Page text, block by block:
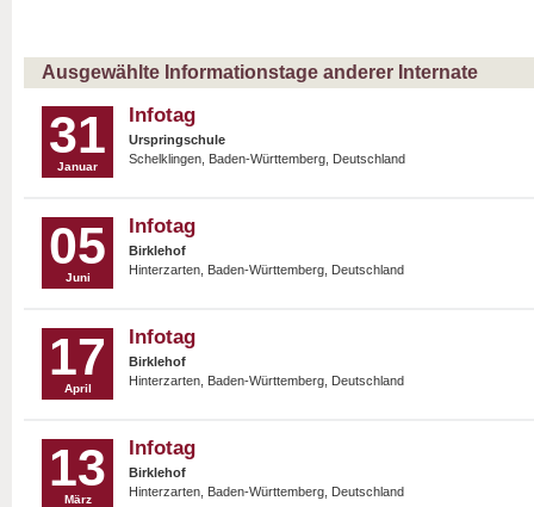
Ausgewählte Informationstage anderer Internate
31
Januar
Infotag
Urspringschule
Schelklingen, Baden-Württemberg, Deutschland
05
Juni
Infotag
Birklehof
Hinterzarten, Baden-Württemberg, Deutschland
17
April
Infotag
Birklehof
Hinterzarten, Baden-Württemberg, Deutschland
13
März
Infotag
Birklehof
Hinterzarten, Baden-Württemberg, Deutschland